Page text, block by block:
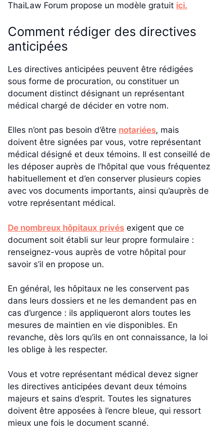
ThaiLaw Forum propose un modèle gratuit ici.
Comment rédiger des directives
anticipées
Les directives anticipées peuvent être rédigées
sous forme de procuration, ou constituer un
document distinct désignant un représentant
médical chargé de décider en votre nom.
Elles n’ont pas besoin d’être notariées, mais
doivent être signées par vous, votre représentant
médical désigné et deux témoins. Il est conseillé de
les déposer auprès de l’hôpital que vous fréquentez
habituellement et d’en conserver plusieurs copies
avec vos documents importants, ainsi qu’auprès de
votre représentant médical.
De nombreux hôpitaux privés exigent que ce
document soit établi sur leur propre formulaire :
renseignez-vous auprès de votre hôpital pour
savoir s’il en propose un.
En général, les hôpitaux ne les conservent pas
dans leurs dossiers et ne les demandent pas en
cas d’urgence : ils appliqueront alors toutes les
mesures de maintien en vie disponibles. En
revanche, dès lors qu’ils en ont connaissance, la loi
les oblige à les respecter.
Vous et votre représentant médical devez signer
les directives anticipées devant deux témoins
majeurs et sains d’esprit. Toutes les signatures
doivent être apposées à l’encre bleue, qui ressort
mieux une fois le document scanné.